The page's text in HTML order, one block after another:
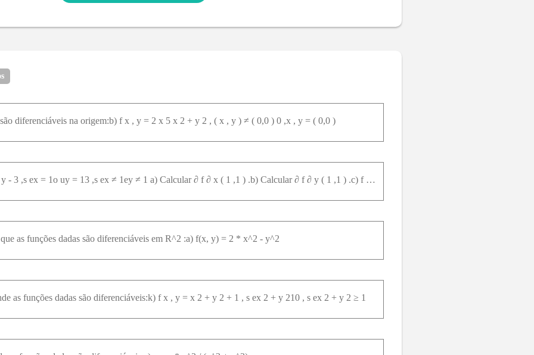
são diferenciáveis na origem:b) f x , y = 2 x 5 x 2 + y 2 , ( x , y ) ≠ ( 0,0 ) 0 ,x , y = ( 0,0 )
Dada a função f x , y = 2 x + y - 3 ,s ex = 1o uy = 13 ,s ex ≠ 1ey ≠ 1 a) Calcular ∂ f ∂ x ( 1 ,1 ) .b) Calcular ∂ f ∂ y ( 1 ,1 ) .c) f é diferenciável em (1, 1)?
as funções dadas são diferenciáveis em R^2 :a) f(x, y) = 2 * x^2 - y^2
as funções dadas são diferenciáveis:k) f x , y = x 2 + y 2 + 1 , s ex 2 + y 210 , s ex 2 + y 2 ≥ 1